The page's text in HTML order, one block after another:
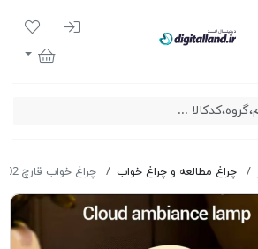
ورود به
لیست
سبد خرید
چراغ مطالعه و چراغ خواب چراغ خواب قارچ MG-A02